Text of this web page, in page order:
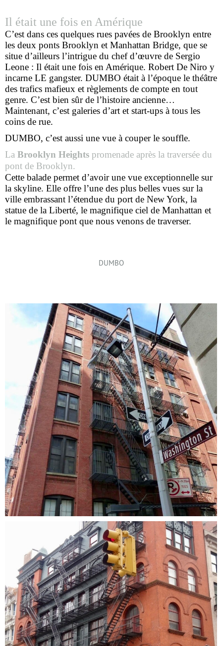
Il était une fois en Amérique
C’est dans ces quelques rues pavées de Brooklyn entre
les deux ponts Brooklyn et Manhattan Bridge, que se
situe d’ailleurs l’intrigue du chef d’œuvre de Sergio
Leone : Il était une fois en Amérique. Robert De Niro y
incarne LE gangster. DUMBO était à l’époque le théâtre
des trafics mafieux et règlements de compte en tout
genre. C’est bien sûr de l’histoire ancienne…
Maintenant, c’est galeries d’art et start-ups à tous les
coins de rue.
DUMBO, c’est aussi une vue à couper le souffle.
La Brooklyn Heights promenade après la traversée du
pont de Brooklyn.
Cette balade permet d’avoir une vue exceptionnelle sur
la skyline. Elle offre l’une des plus belles vues sur la
ville embrassant l’étendue du port de New York, la
statue de la Liberté, le magnifique ciel de Manhattan et
le magnifique pont que nous venons de traverser.
DUMBO